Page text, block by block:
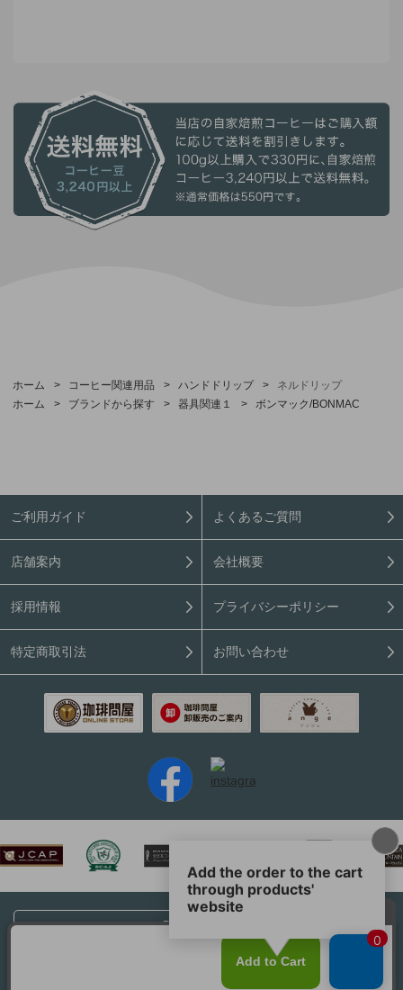
ホーム > コーヒー関連用品 > ハンドドリップ >
ネルドリップ
ホーム
> ブランドから探す > 器具関連１ > ボンマック/BONMAC
ご利用ガイド よくあるご質問
店舗案内 会社概要
採用情報 プライバシーポリシー
特定商取引法 お問い合わせ
PC表示はこちら
Copyright (C) 2026 Coffee Tonya. All rights reserved.